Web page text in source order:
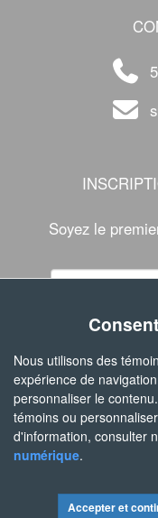
Soyez le
Nous utilisons des
expérience de
personnaliser le
témoins ou
d'information, consulter
numérique.